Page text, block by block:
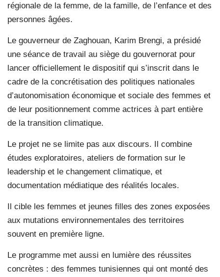
régionale de la femme, de la famille, de l’enfance et des
personnes âgées.
Le gouverneur de Zaghouan, Karim Brengi, a présidé
une séance de travail au siège du gouvernorat pour
lancer officiellement le dispositif qui s’inscrit dans le
cadre de la concrétisation des politiques nationales
d’autonomisation économique et sociale des femmes et
de leur positionnement comme actrices à part entière
de la transition climatique.
Le projet ne se limite pas aux discours. Il combine
études exploratoires, ateliers de formation sur le
leadership et le changement climatique, et
documentation médiatique des réalités locales.
Il cible les femmes et jeunes filles des zones exposées
aux mutations environnementales des territoires
souvent en première ligne.
Le programme met aussi en lumière des réussites
concrètes : des femmes tunisiennes qui ont monté des